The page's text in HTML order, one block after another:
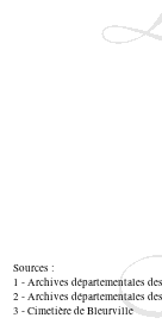
Sources :
1 - Archives départementales
2 - Archives départementales
3 - Cimetière de Bleurville